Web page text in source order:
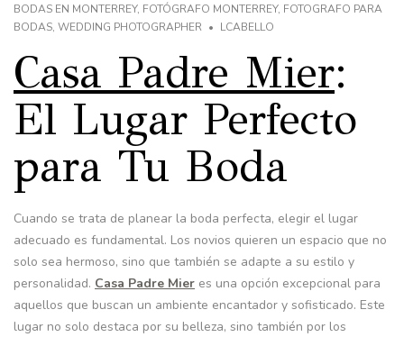
BODAS EN MONTERREY, FOTÓGRAFO MONTERREY, FOTOGRAFO PARA
BODAS, WEDDING PHOTOGRAPHER LCABELLO
Casa Padre Mier:
El Lugar Perfecto
para Tu Boda
Cuando se trata de planear la boda perfecta, elegir el lugar
adecuado es fundamental. Los novios quieren un espacio que no
solo sea hermoso, sino que también se adapte a su estilo y
personalidad. Casa Padre Mier es una opción excepcional para
aquellos que buscan un ambiente encantador y sofisticado. Este
lugar no solo destaca por su belleza, sino también por los